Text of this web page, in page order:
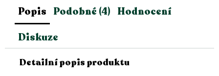
Popis Podobné (4) Hodnocení
Diskuze
Detailní popis produktu